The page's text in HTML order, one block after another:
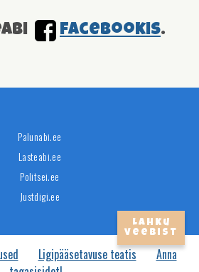
facebookis.
Palunabi.ee
Lasteabi.ee
Politsei.ee
Justdigi.ee
Ligipääsetavuse teatis
Anna
Lahku
veebist